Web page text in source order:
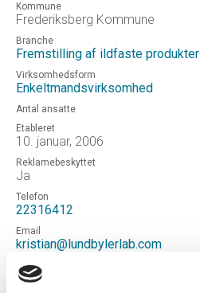
Kommune
Frederiksberg Kommune
Branche
Fremstilling af ildfaste produkter
Virksomhedsform
Enkeltmandsvirksomhed
Antal ansatte
Etableret
10. januar, 2006
Reklamebeskyttet
Ja
Telefon
22316412
Email
kristian@lundbylerlab.com
Hjemmeside
http://lundbylerlab.com